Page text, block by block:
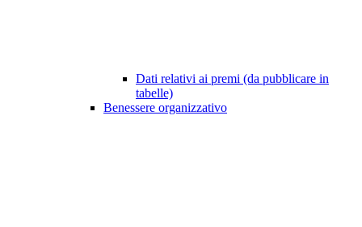
Dati relativi ai premi (da pubblicare in
tabelle)
Benessere organizzativo